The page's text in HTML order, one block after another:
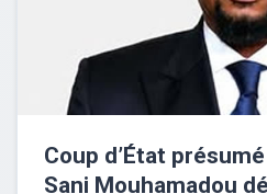
Coup d’État
Sani Mouhamadou